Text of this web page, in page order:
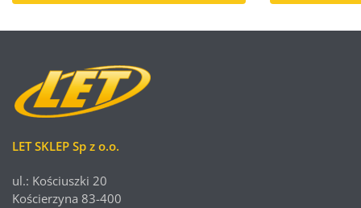
LET SKLEP Sp z o.o.
ul.: Kościuszki 20
Kościerzyna 83-400